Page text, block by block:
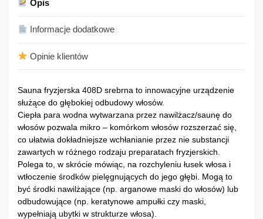
Opis
Informacje dodatkowe
Opinie klientów
Sauna fryzjerska 408D srebrna to innowacyjne urządzenie
służące do głębokiej odbudowy włosów.
Ciepła para wodna wytwarzana przez nawilżacz/saunę do
włosów pozwala mikro – komórkom włosów rozszerzać się,
co ułatwia dokładniejsze wchłanianie przez nie substancji
zawartych w różnego rodzaju preparatach fryzjerskich.
Polega to, w skrócie mówiąc, na rozchyleniu łusek włosa i
wtłoczenie środków pielęgnujących do jego głębi. Mogą to
być środki nawilżające (np. arganowe maski do włosów) lub
odbudowujące (np. keratynowe ampułki czy maski,
wypełniają ubytki w strukturze włosa).